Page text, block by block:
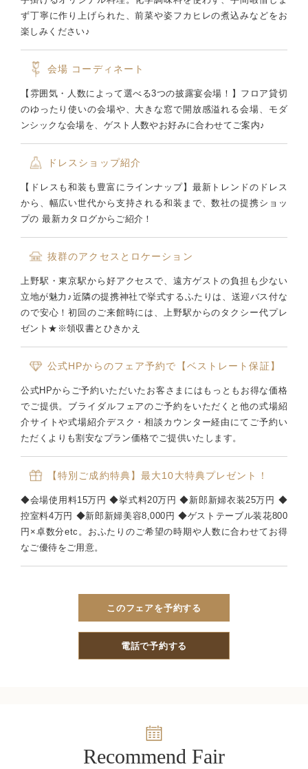
ず丁寧に作り上げられた、前菜や姿フカヒレの煮込みなどをお
楽しみください♪
会場 コーディネート
【雰囲気・人数によって選べる3つの披露宴会場！】フロア貸切
のゆったり使いの会場や、大きな窓で開放感溢れる会場、モダ
ンシックな会場を、ゲスト人数やお好みに合わせてご案内♪
ドレスショップ紹介
【ドレスも和装も豊富にラインナップ】最新トレンドのドレス
から、幅広い世代から支持される和装まで、数社の提携ショッ
プの 最新カタログからご紹介！
抜群のアクセスとロケーション
上野駅・東京駅から好アクセスで、遠方ゲストの負担も少ない
立地が魅力♪近隣の提携神社で挙式するふたりは、送迎バス付な
ので安心！初回のご来館時には、上野駅からのタクシー代プレ
ゼント★※領収書とひきかえ
公式HPからのフェア予約で【ベストレート保証】
公式HPからご予約いただいたお客さまにはもっともお得な価格
でご提供。ブライダルフェアのご予約をいただくと他の式場紹
介サイトや式場紹介デスク・相談カウンター経由にてご予約い
ただくよりも割安なプラン価格でご提供いたします。
【特別ご成約特典】最大10大特典プレゼント！
◆会場使用料15万円 ◆挙式料20万円 ◆新郎新婦衣装25万円 ◆
控室料4万円 ◆新郎新婦美容8,000円 ◆ゲストテーブル装花800
円×卓数分etc。おふたりのご希望の時期や人数に合わせてお得
なご優待をご用意。
このフェアを予約する
電話で予約する
Recommend Fair